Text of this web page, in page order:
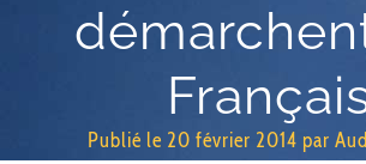
Publié le 20 février 2014 par